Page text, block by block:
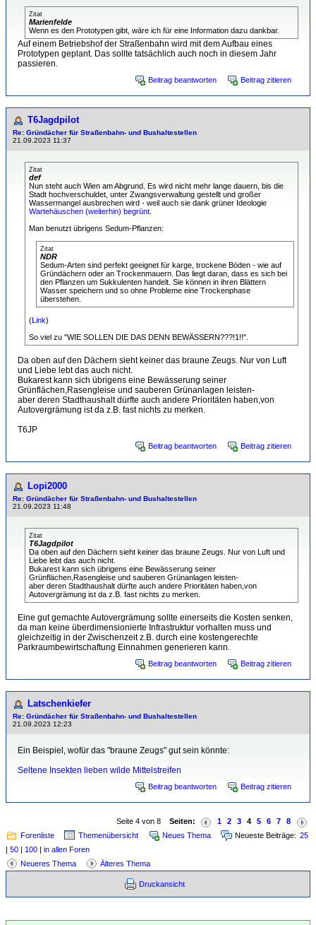
Zitat
Marienfelde
Wenn es den Prototypen gibt, wäre ich für eine Information dazu dankbar.
Auf einem Betriebshof der Straßenbahn wird mit dem Aufbau eines
Prototypen geplant. Das sollte tatsächlich auch noch in diesem Jahr
passieren.
Beitrag beantworten Beitrag zitieren
T6Jagdpilot
Re: Gründächer für Straßenbahn- und Bushaltestellen
21.09.2023 11:37
Zitat
def
Nun steht auch Wien am Abgrund. Es wird nicht mehr lange dauern, bis die
Stadt hochverschuldet, unter Zwangsverwaltung gestellt und großer
Wassermangel ausbrechen wird - weil auch sie dank grüner Ideologie
Wartehäuschen (weiterhin) begrünt
Man benutzt übrigens Sedum-Pflanzen:
Zitat
NDR
Sedum-Arten sind perfekt geeignet für karge, trockene Böden - wie auf
Gründächern oder an Trockenmauern. Das liegt daran, dass es sich bei
den Pflanzen um Sukkulenten handelt. Sie können in ihren Blättern
Wasser speichern und so ohne Probleme eine Trockenphase
überstehen.
(Link)
So viel zu "WIE SOLLEN DIE DAS DENN BEWÄSSERN???!1!!".
Da oben auf den Dächern sieht keiner das braune Zeugs. Nur von Luft
und Liebe lebt das auch nicht.
Bukarest kann sich übrigens eine Bewässerung seiner
Grünflächen,Rasengleise und sauberen Grünanlagen leisten-
aber deren Stadthaushalt dürfte auch andere Prioritäten haben,von
Autovergrämung ist da z.B. fast nichts zu merken.
T6JP
Beitrag beantworten Beitrag zitieren
Lopi2000
Re: Gründächer für Straßenbahn- und Bushaltestellen
21.09.2023 11:48
Zitat
T6Jagdpilot
Da oben auf den Dächern sieht keiner das braune Zeugs. Nur von Luft und
Liebe lebt das auch nicht.
Bukarest kann sich übrigens eine Bewässerung seiner
Grünflächen,Rasengleise und sauberen Grünanlagen leisten-
aber deren Stadthaushalt dürfte auch andere Prioritäten haben,von
Autovergrämung ist da z.B. fast nichts zu merken.
Eine gut gemachte Autovergrämung sollte einerseits die Kosten senken,
da man keine überdimensionierte Infrastruktur vorhalten muss und
gleichzeitig in der Zwischenzeit z.B. durch eine kostengerechte
Parkraumbewirtschaftung Einnahmen generieren kann.
Beitrag beantworten Beitrag zitieren
Latschenkiefer
Re: Gründächer für Straßenbahn- und Bushaltestellen
21.09.2023 12:23
Ein Beispiel, wofür das "braune Zeugs" gut sein könnte:
Seltene Insekten lieben wilde Mittelstreifen
Beitrag beantworten Beitrag zitieren
Seite 4 von 8 Seiten: 1 2 3 4 5 6 7
8
Forenliste
Themenübersicht Neues Thema Neueste Beiträge: 25
| 50 | 100 | in allen Foren
Neueres Thema
Älteres Thema
Druckansicht